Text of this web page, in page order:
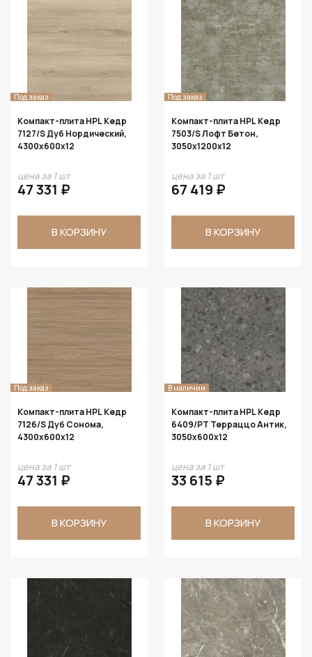
Под заказ
Компакт-плита HPL Кедр
7127/S Дуб Нордический,
4300х600х12
цена за 1 шт
47 331 ₽
В КОРЗИНУ
Под заказ
Компакт-плита HPL Кедр
7503/S Лофт Бетон,
3050х1200х12
цена за 1 шт
67 419 ₽
В КОРЗИНУ
Под заказ
Компакт-плита HPL Кедр
7126/S Дуб Сонома,
4300х600х12
цена за 1 шт
47 331 ₽
В КОРЗИНУ
В наличии
Компакт-плита HPL Кедр
6409/PT Терраццо Антик,
3050х600х12
цена за 1 шт
33 615 ₽
В КОРЗИНУ